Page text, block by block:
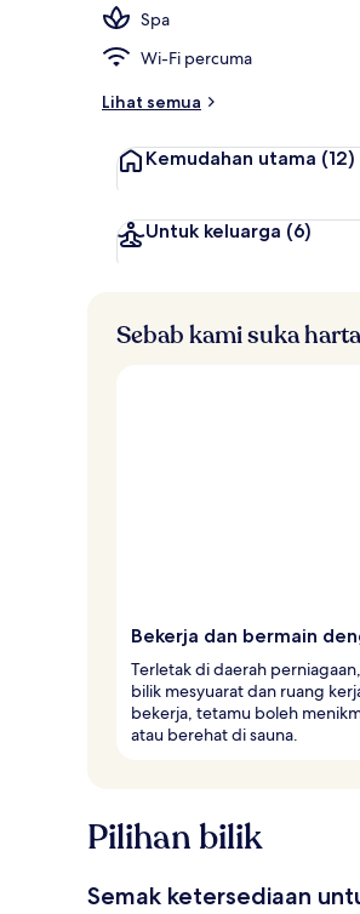
Spa
Wi-Fi percuma
Lihat semua
Kemudahan utama (12)
Untuk keluarga (6)
Sebab kami suka
Bekerja dan bermain
Terletak di daerah
bilik mesyuarat dan ruang
bekerja, tetamu boleh
atau berehat di sauna.
Pilihan bilik
Semak ketersediaan